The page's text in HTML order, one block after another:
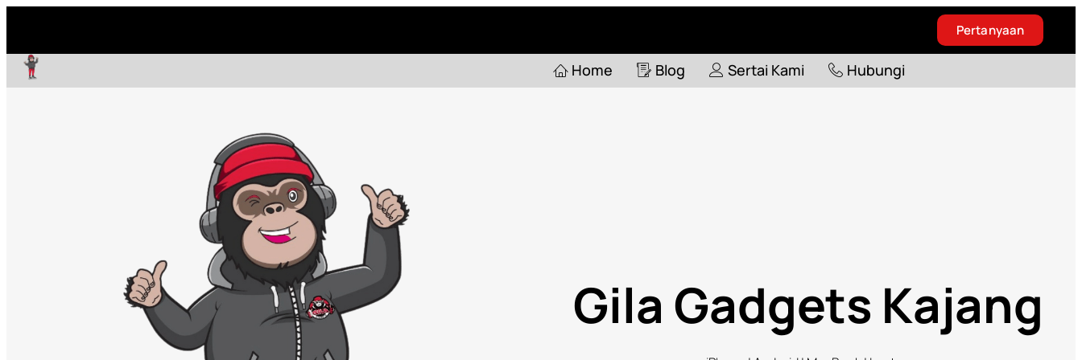
Pertanyaan
Home Blog Sertai Kami Hubungi
Pertanyaan Home Blog Sertai Kami
Gila Gadgets Kajang